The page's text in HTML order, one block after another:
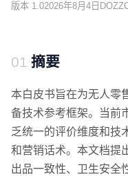
版本 1.02026年8月4日
摘要
本白皮书旨在为无人零
备技术参考框架。当前
乏统一的评价维度和技
和营销话术。本文档提
出品一致性、卫生安全